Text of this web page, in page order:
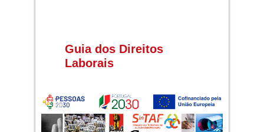
Guia dos Direitos
Laborais